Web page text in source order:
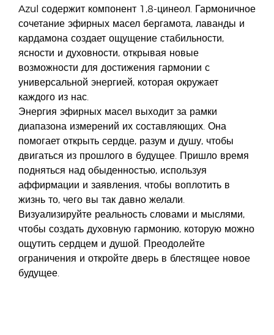
Azul содержит компонент 1,8-цинеол. Гармоничное
сочетание эфирных масел бергамота, лаванды и
кардамона создает ощущение стабильности,
ясности и духовности, открывая новые
возможности для достижения гармонии с
универсальной энергией, которая окружает
каждого из нас.
Энергия эфирных масел выходит за рамки
диапазона измерений их составляющих. Она
помогает открыть сердце, разум и душу, чтобы
двигаться из прошлого в будущее. Пришло время
подняться над обыденностью, используя
аффирмации и заявления, чтобы воплотить в
жизнь то, чего вы так давно желали.
Визуализируйте реальность словами и мыслями,
чтобы создать духовную гармонию, которую можно
ощутить сердцем и душой. Преодолейте
ограничения и откройте дверь в блестящее новое
будущее.